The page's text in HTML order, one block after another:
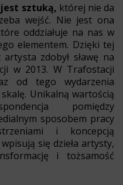
sztuką, której nie da
wejść. Nie jest ona
oddziałuje na nas w
elementem. Dzięki tej
zdobył sławę na
w 2013. W Trafostacji
od tego wydarzenia
Unikalną wartością
pomiędzy
sposobem pracy
i koncepcją
się dzieła artysty,
i tożsamość